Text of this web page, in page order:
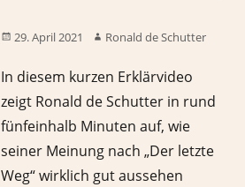
29. April 2021 Ronald de Schutter
In diesem kurzen Erklärvideo
zeigt Ronald de Schutter in rund
fünfeinhalb Minuten auf, wie
seiner Meinung nach „Der letzte
Weg“ wirklich gut aussehen